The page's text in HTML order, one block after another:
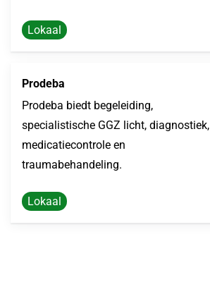
Lokaal
Prodeba
Prodeba biedt begeleiding,
specialistische GGZ licht, diagnostiek,
medicatiecontrole en
traumabehandeling.
Lokaal